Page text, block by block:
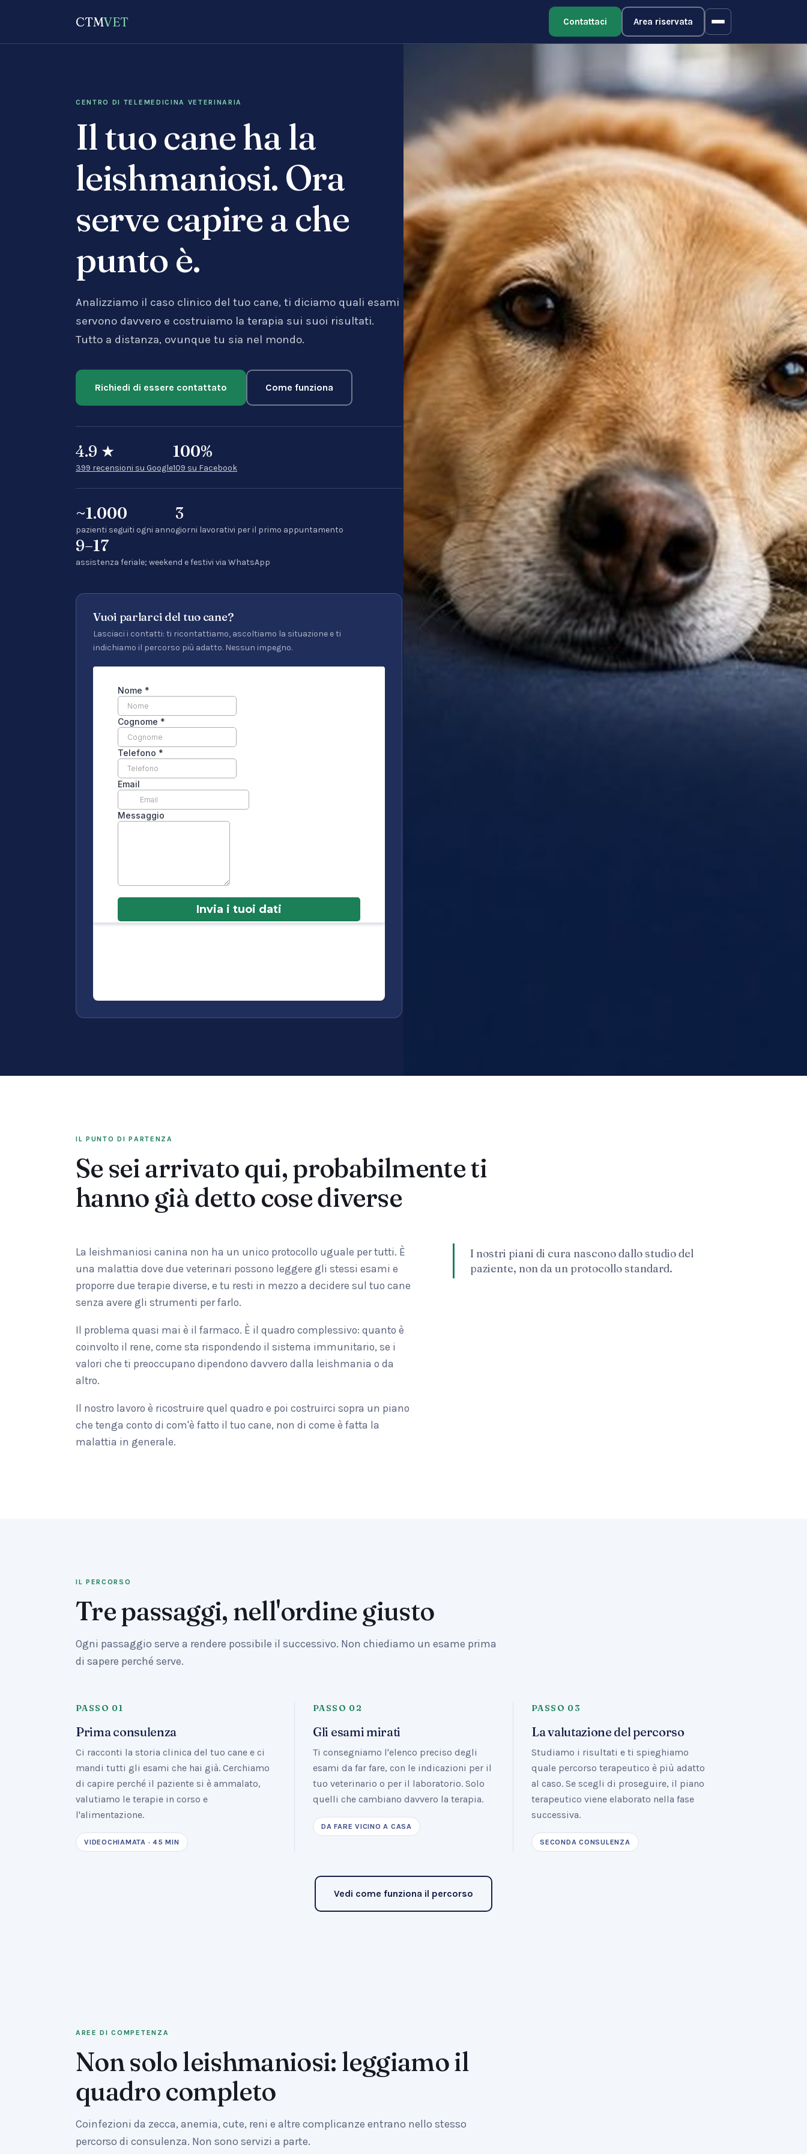
CTMVET Contattaci Area riservata
CENTRO DI TELEMEDICINA VETERINARIA
Il tuo cane ha la
leishmaniosi. Ora
serve capire a che
punto è.
Analizziamo il caso clinico del tuo cane, ti diciamo quali esami
servono davvero e costruiamo la terapia sui suoi risultati.
Tutto a distanza, ovunque tu sia nel mondo.
Richiedi di essere contattato Come funziona
4.9 ★
399 recensioni su Google
100%
109 su Facebook
~1.000
pazienti seguiti ogni anno
3
giorni lavorativi per il primo appuntamento
9–17
assistenza feriale; weekend e festivi via WhatsApp
Vuoi parlarci del tuo cane?
Lasciaci i contatti: ti ricontattiamo, ascoltiamo la situazione e ti
indichiamo il percorso più adatto. Nessun impegno.
IL PUNTO DI PARTENZA
Se sei arrivato qui, probabilmente ti
hanno già detto cose diverse
La leishmaniosi canina non ha un unico protocollo uguale per tutti. È
una malattia dove due veterinari possono leggere gli stessi esami e
proporre due terapie diverse, e tu resti in mezzo a decidere sul tuo cane
senza avere gli strumenti per farlo.
Il problema quasi mai è il farmaco. È il quadro complessivo: quanto è
coinvolto il rene, come sta rispondendo il sistema immunitario, se i
valori che ti preoccupano dipendono davvero dalla leishmania o da
altro.
Il nostro lavoro è ricostruire quel quadro e poi costruirci sopra un piano
che tenga conto di com'è fatto il tuo cane, non di come è fatta la
malattia in generale.
I nostri piani di cura nascono dallo studio del
paziente, non da un protocollo standard.
IL PERCORSO
Tre passaggi, nell'ordine giusto
Ogni passaggio serve a rendere possibile il successivo. Non chiediamo un esame prima
di sapere perché serve.
PASSO 01
Prima consulenza
Ci racconti la storia clinica del tuo cane e ci
mandi tutti gli esami che hai già. Cerchiamo
di capire perché il paziente si è ammalato,
valutiamo le terapie in corso e
l'alimentazione.
VIDEOCHIAMATA · 45 MIN
PASSO 02
Gli esami mirati
Ti consegniamo l'elenco preciso degli
esami da far fare, con le indicazioni per il
tuo veterinario o per il laboratorio. Solo
quelli che cambiano davvero la terapia.
DA FARE VICINO A CASA
PASSO 03
La valutazione del percorso
Studiamo i risultati e ti spieghiamo
quale percorso terapeutico è più adatto
al caso. Se scegli di proseguire, il piano
terapeutico viene elaborato nella fase
successiva.
SECONDA CONSULENZA
Vedi come funziona il percorso
AREE DI COMPETENZA
Non solo leishmaniosi: leggiamo il
quadro completo
Coinfezioni da zecca, anemia, cute, reni e altre complicanze entrano nello stesso
percorso di consulenza. Non sono servizi a parte.